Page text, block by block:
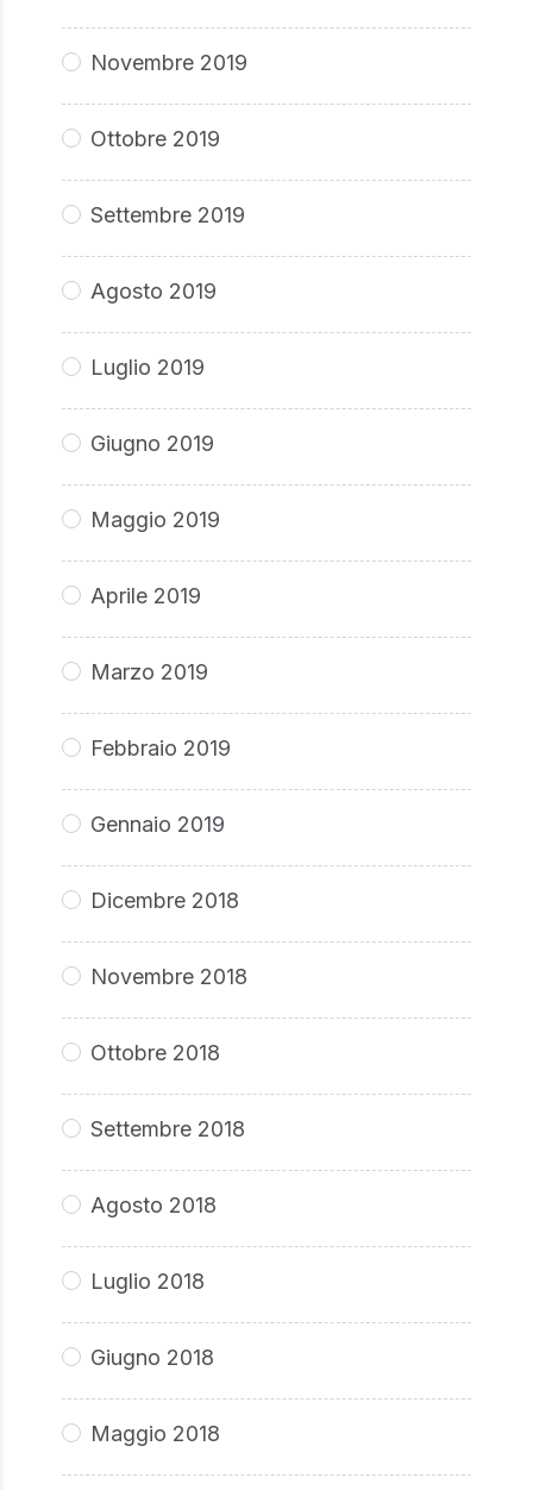
Novembre 2019
Ottobre 2019
Settembre 2019
Agosto 2019
Luglio 2019
Giugno 2019
Maggio 2019
Aprile 2019
Marzo 2019
Febbraio 2019
Gennaio 2019
Dicembre 2018
Novembre 2018
Ottobre 2018
Settembre 2018
Agosto 2018
Luglio 2018
Giugno 2018
Maggio 2018